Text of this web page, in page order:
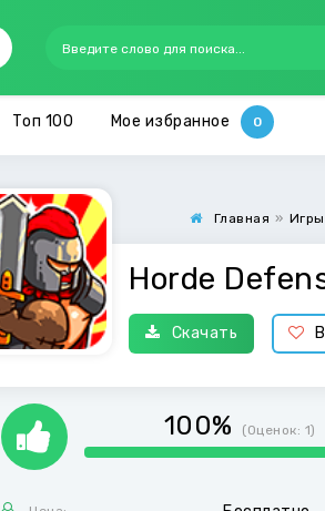
Топ 100 Мое избранное
Главная » Игры
Horde
Скачать
100% (Оценок: 1)